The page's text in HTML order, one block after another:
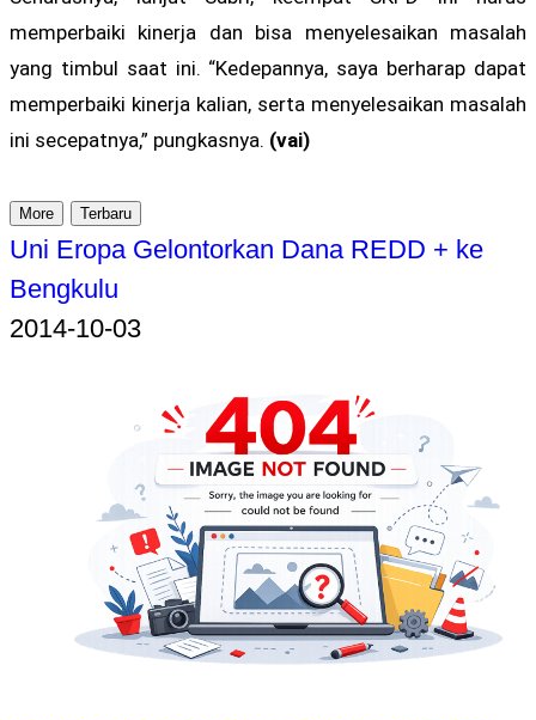
memperbaiki kinerja dan bisa menyelesaikan masalah
yang timbul saat ini. “Kedepannya, saya berharap dapat
memperbaiki kinerja kalian, serta menyelesaikan masalah
ini secepatnya,” pungkasnya. (vai)
More Terbaru
Uni Eropa Gelontorkan Dana REDD + ke
Bengkulu
2014-10-03